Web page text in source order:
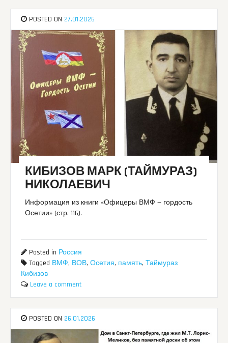
POSTED ON 27.01.2026
КИБИЗОВ МАРК (ТАЙМУРАЗ)
НИКОЛАЕВИЧ
Информация из книги «Офицеры ВМФ — гордость
Осетии» (стр. 116).
Posted in Россия
Tagged ВМФ, ВОВ,Осетия, память,Таймураз
Кибизов
Leave a comment
POSTED ON 26.01.2026